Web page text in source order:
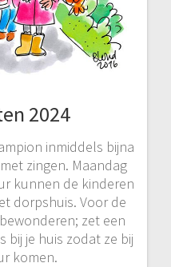
2024
inmiddels bijna
zingen. Maandag
kunnen de kinderen
dorpshuis. Voor de
zet een
bij je huis zodat ze bij
komen.